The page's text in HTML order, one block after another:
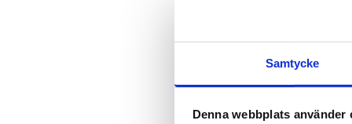
Samtycke
Denna webbplats använder
alltså på att arbetstagaren
Psykiska problem behandlas
orienterade lösningar som
orsakar måste man på